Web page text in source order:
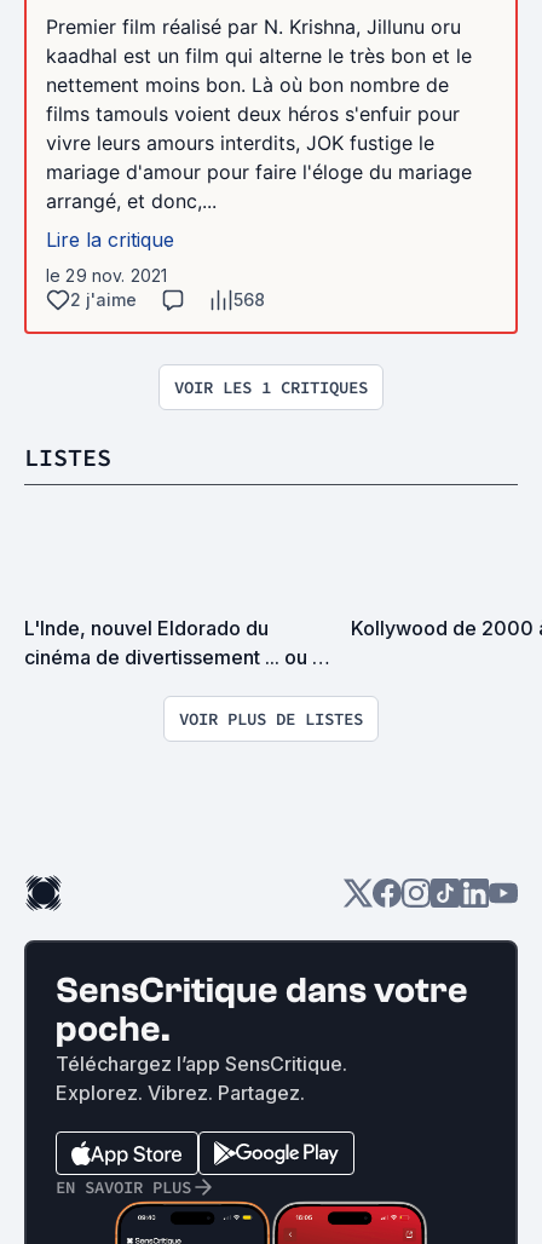
Premier film réalisé par N. Krishna, Jillunu oru
kaadhal est un film qui alterne le très bon et le
nettement moins bon. Là où bon nombre de
films tamouls voient deux héros s'enfuir pour
vivre leurs amours interdits, JOK fustige le
mariage d'amour pour faire l'éloge du mariage
arrangé, et donc,...
Lire la critique
le 29 nov. 2021
2 j'aime
568
VOIR LES 1 CRITIQUES
LISTES
L'Inde, nouvel Eldorado du
cinéma de divertissement ... ou
Kollywood de 2000
VOIR PLUS DE LISTES
SensCritique dans votre
poche.
Téléchargez l’app SensCritique.
Explorez. Vibrez. Partagez.
EN SAVOIR PLUS